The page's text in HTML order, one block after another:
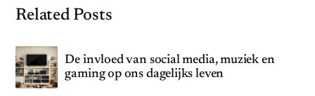
Related Posts
De invloed van social media, muziek en
gaming op ons dagelijks leven